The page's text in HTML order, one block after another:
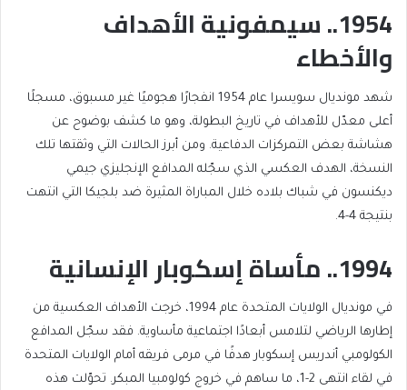
1954.. سيمفونية الأهداف
والأخطاء
شهد مونديال سويسرا عام 1954 انفجارًا هجوميًا غير مسبوق، مسجلًا
أعلى معدّل للأهداف في تاريخ البطولة، وهو ما كشف بوضوح عن
هشاشة بعض التمركزات الدفاعية. ومن أبرز الحالات التي وثقتها تلك
النسخة، الهدف العكسي الذي سجّله المدافع الإنجليزي جيمي
ديكنسون في شباك بلاده خلال المباراة المثيرة ضد بلجيكا التي انتهت
بنتيجة 4-4.
1994.. مأساة إسكوبار الإنسانية
في مونديال الولايات المتحدة عام 1994، خرجت الأهداف العكسية من
إطارها الرياضي لتلامس أبعادًا اجتماعية مأساوية. فقد سجّل المدافع
الكولومبي أندريس إسكوبار هدفًا في مرمى فريقه أمام الولايات المتحدة
في لقاء انتهى 2-1، ما ساهم في خروج كولومبيا المبكر. تحوّلت هذه